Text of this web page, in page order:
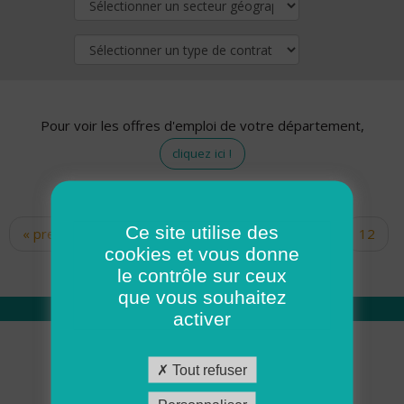
Pour voir les offres d'emploi de votre département,
cliquez ici !
Pages
« premier ‹ précédent … 10
12
14 15 16 17
Qui sommes nous
Académie ADMR
Ce site utilise des
cookies et vous donne
le contrôle sur ceux
que vous souhaitez
activer
Tout refuser